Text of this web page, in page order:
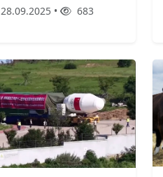
28.09.2025 • 683